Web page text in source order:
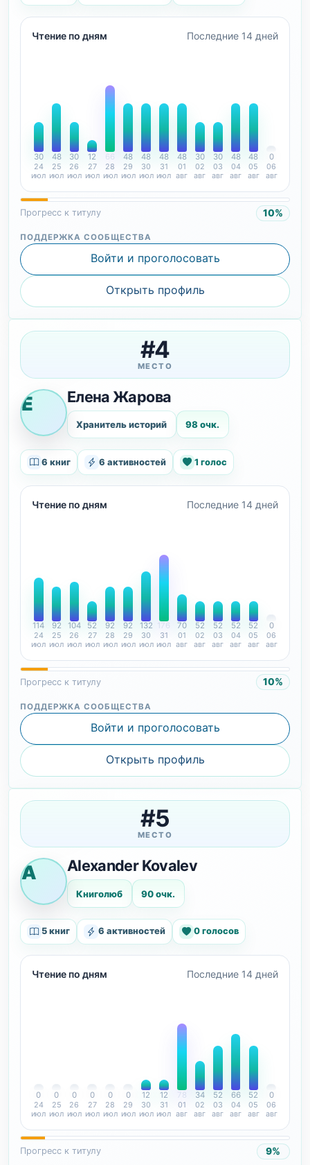
Чтение по дням Последние 14 дней
30
24
июл
48
25
июл
30
26
июл
12
27
июл
66
28
июл
48
29
июл
48
30
июл
48
31
июл
48
01
авг
30
02
авг
30
03
авг
48
04
авг
48
05
авг
0
06
авг
Прогресс к титулу 10%
ПОДДЕРЖКА СООБЩЕСТВА
Войти и проголосовать
Открыть профиль
#4
МЕСТО
Е Елена Жарова
Хранитель историй 98 очк.
6 книг 6 активностей 1 голос
Чтение по дням Последние 14 дней
114
24
июл
92
25
июл
104
26
июл
52
27
июл
92
28
июл
92
29
июл
132
30
июл
176
31
июл
70
01
авг
52
02
авг
52
03
авг
52
04
авг
52
05
авг
0
06
авг
Прогресс к титулу 10%
ПОДДЕРЖКА СООБЩЕСТВА
Войти и проголосовать
Открыть профиль
#5
МЕСТО
A Alexander Kovalev
Книголюб 90 очк.
5 книг 6 активностей 0 голосов
Чтение по дням Последние 14 дней
0
24
июл
0
25
июл
0
26
июл
0
27
июл
0
28
июл
0
29
июл
12
30
июл
12
31
июл
78
01
авг
34
02
авг
52
03
авг
66
04
авг
52
05
авг
0
06
авг
Прогресс к титулу 9%